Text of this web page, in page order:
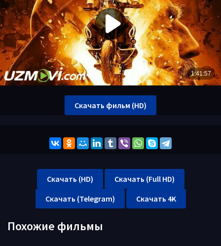
Скачать фильм (HD)
Скачать (HD)
Скачать (Full HD)
Скачать (Telegram)
Скачать 4K
Похожие фильмы